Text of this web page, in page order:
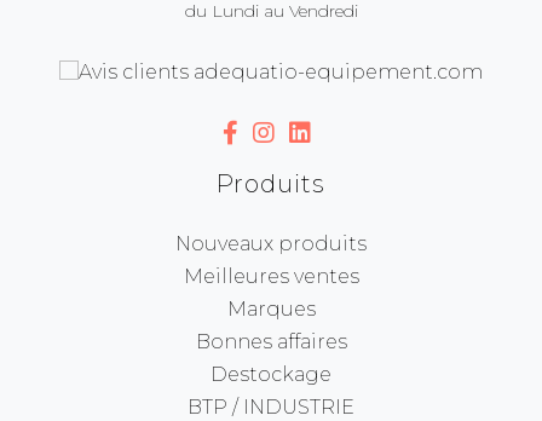
du Lundi au Vendredi
Produits
Nouveaux produits
Meilleures ventes
Marques
Bonnes affaires
Destockage
BTP / INDUSTRIE